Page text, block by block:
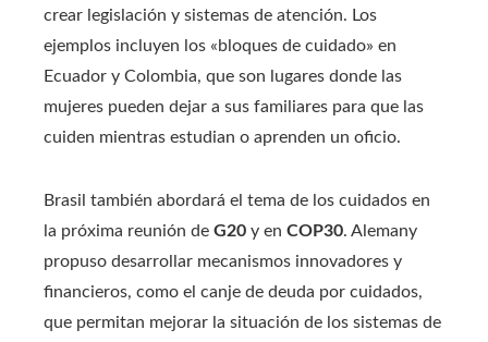
crear legislación y sistemas de atención. Los
ejemplos incluyen los «bloques de cuidado» en
Ecuador y Colombia, que son lugares donde las
mujeres pueden dejar a sus familiares para que las
cuiden mientras estudian o aprenden un oficio.
Brasil también abordará el tema de los cuidados en
la próxima reunión de G20 y en COP30. Alemany
propuso desarrollar mecanismos innovadores y
financieros, como el canje de deuda por cuidados,
que permitan mejorar la situación de los sistemas de